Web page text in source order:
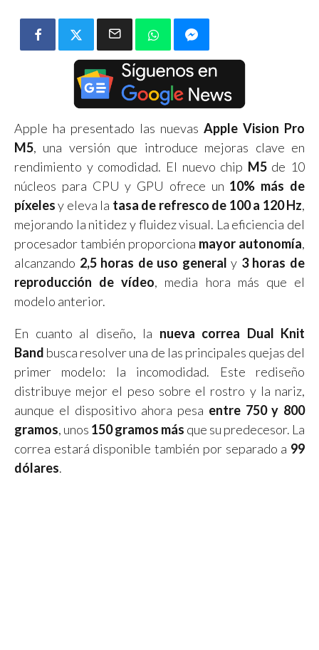
Apple ha presentado las nuevas Apple Vision Pro
M5, una versión que introduce mejoras clave en
rendimiento y comodidad. El nuevo chip M5de 10
núcleos para CPU y GPU ofrece un 10% más de
píxelesy eleva la tasa de refresco de 100 a 120 Hz,
mejorando la nitidez y fluidez visual. La eficiencia del
procesador también proporciona mayor autonomía,
alcanzando 2,5 horas de uso general y 3 horas de
reproducción de vídeo, media hora más que el
modelo anterior.
En cuanto al diseño, la nueva correa Dual Knit
Band busca resolver una de las principales quejas del
primer modelo: la incomodidad. Este rediseño
distribuye mejor el peso sobre el rostro y la nariz,
aunque el dispositivo ahora pesa entre 750 y 800
gramos, unos 150 gramos más que su predecesor. La
correa estará disponible también por separado a 99
dólares.